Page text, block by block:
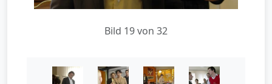
Bild 19 von 32